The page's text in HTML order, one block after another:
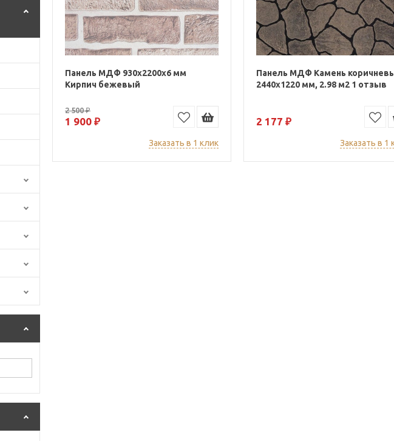
Панель МДФ 930х2200х6 мм
Кирпич бежевый
2 500 ₽
1 900 ₽
Заказать в 1 клик
Панель МДФ Камень
2440x1220 мм, 2.98 м2 1 отзыв
2 177 ₽
Заказать в 1